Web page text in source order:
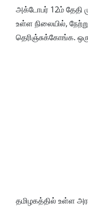
அக்டோபர் 12ம் தேதி
உள்ள நிலையில்,
தெரிஞ்சுக்கோங்க.
தமிழகத்​தில் உள்ள